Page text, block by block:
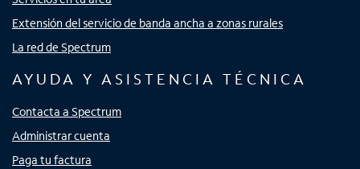
Extensión del servicio de banda ancha a zonas rurales
La red de Spectrum
AYUDA Y ASISTENCIA TÉCNICA
Contacta a Spectrum
Administrar cuenta
Paga tu factura